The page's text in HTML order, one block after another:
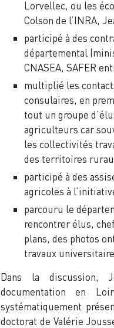
Lorvellec, ou les
Colson de l’INRA,
participé à des
départemental
CNASEA, SAFER
multiplié les
consulaires, en
tout un groupe
agriculteurs car
les collectivités
des territoires
participé à des
agricoles à
parcouru le
rencontrer élus,
plans, des photos
travaux
Dans la discussion,
documentation en
systématiquement
doctorat de Valérie